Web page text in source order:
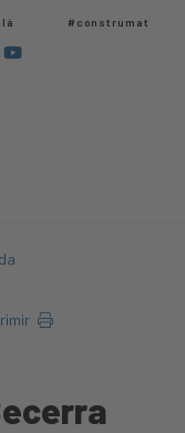
#construmat